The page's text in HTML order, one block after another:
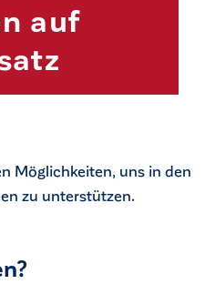
auf
Möglichkeiten, uns in den
zu unterstützen.